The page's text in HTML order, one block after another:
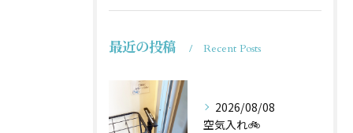
最近の投稿 Recent Posts
2026/08/08
空気入れ🚲